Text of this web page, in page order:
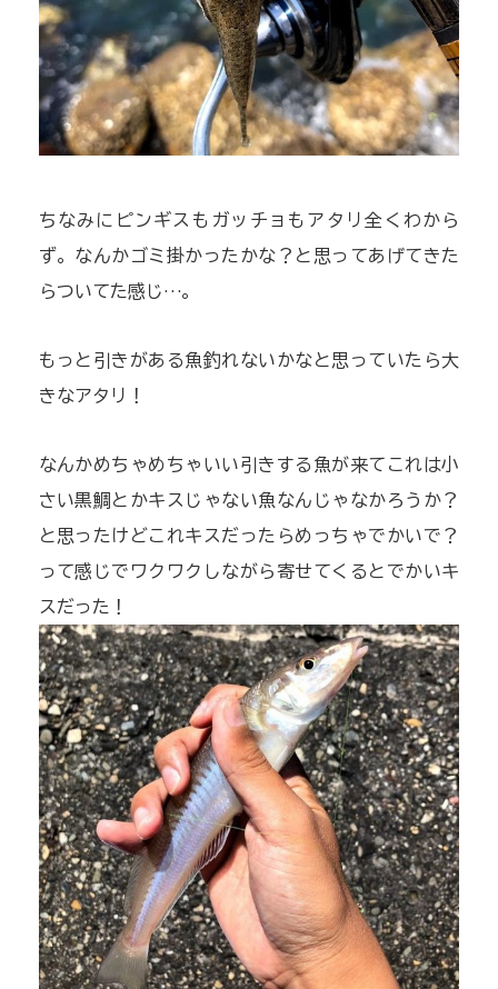
ちなみにピンギスもガッチョもアタリ全くわから
ず。なんかゴミ掛かったかな？と思ってあげてきた
らついてた感じ…。
もっと引きがある魚釣れないかなと思っていたら大
きなアタリ！
なんかめちゃめちゃいい引きする魚が来てこれは小
さい黒鯛とかキスじゃない魚なんじゃなかろうか？
と思ったけどこれキスだったらめっちゃでかいで？
って感じでワクワクしながら寄せてくるとでかいキ
スだった！